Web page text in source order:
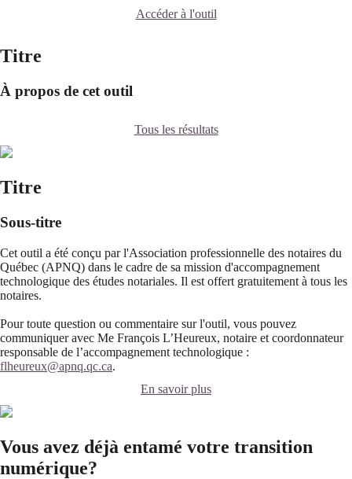
Accéder à l'outil
Titre
À propos de cet outil
Tous les résultats
Titre
Sous-titre
Cet outil a été conçu par l'Association professionnelle des notaires du
Québec (APNQ) dans le cadre de sa mission d'accompagnement
technologique des études notariales. Il est offert gratuitement à tous les
notaires.
Pour toute question ou commentaire sur l'outil, vous pouvez
communiquer avec Me François L’Heureux, notaire et coordonnateur
responsable de l’accompagnement technologique :
flheureux@apnq.qc.ca.
En savoir plus
Vous avez déjà entamé votre transition
numérique?